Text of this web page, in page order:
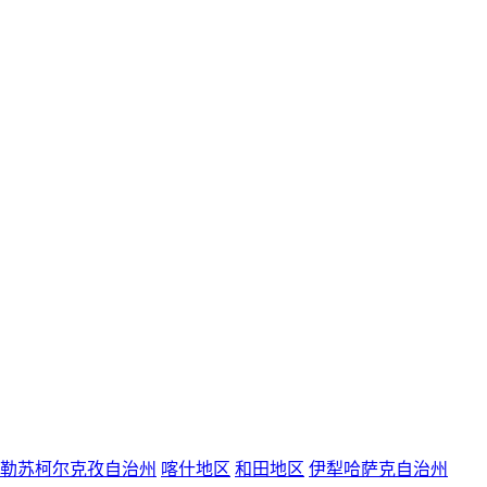
苏柯尔克孜自治州 喀什地区 和田地区 伊犁哈萨克自治州